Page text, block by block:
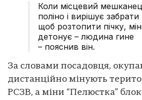
Коли місцевий
поліно і вирішує
щоб розтопити пічку,
детонує – людина гине
– пояснив він.
За словами посадовця,
дистанційно мінують
РСЗВ, а міни “Пелюстка”